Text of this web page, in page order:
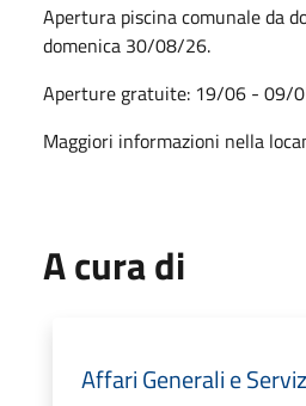
Apertura piscina comunale da
domenica 30/08/26.
Aperture gratuite: 19/06 - 09/
Maggiori informazioni nella
A cura di
Affari Generali e